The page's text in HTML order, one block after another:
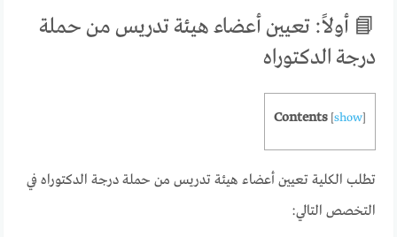
📘 أولاً: تعيين أعضاء هيئة تدريس من حملة
درجة الدكتوراه
Contents [show]
تطلب الكلية تعيين أعضاء هيئة تدريس من حملة درجة الدكتوراه في
التخصص التالي: